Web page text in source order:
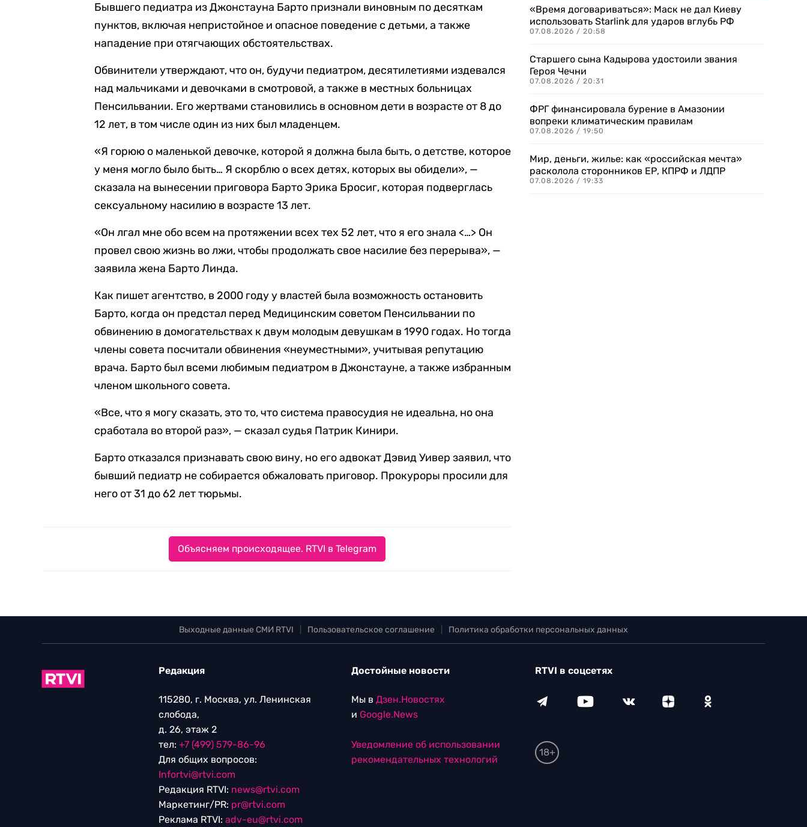
Бывшего педиатра из Джонстауна Барто признали виновным по десяткам
пунктов, включая непристойное и опасное поведение с детьми, а также
нападение при отягчающих обстоятельствах.
Обвинители утверждают, что он, будучи педиатром, десятилетиями издевался
над мальчиками и девочками в смотровой, а также в местных больницах
Пенсильвании. Его жертвами становились в основном дети в возрасте от 8 до
12 лет, в том числе один из них был младенцем.
«Я горюю о маленькой девочке, которой я должна была быть, о детстве, которое
у меня могло было быть… Я скорблю о всех детях, которых вы обидели», —
сказала на вынесении приговора Барто Эрика Бросиг, которая подверглась
сексуальному насилию в возрасте 13 лет.
«Он лгал мне обо всем на протяжении всех тех 52 лет, что я его знала <…> Он
провел свою жизнь во лжи, чтобы продолжать свое насилие без перерыва», —
заявила жена Барто Линда.
Как пишет агентство, в 2000 году у властей была возможность остановить
Барто, когда он предстал перед Медицинским советом Пенсильвании по
обвинению в домогательствах к двум молодым девушкам в 1990 годах. Но тогда
члены совета посчитали обвинения «неуместными», учитывая репутацию
врача. Барто был всеми любимым педиатром в Джонстауне, а также избранным
членом школьного совета.
«Все, что я могу сказать, это то, что система правосудия не идеальна, но она
сработала во второй раз», — сказал судья Патрик Кинири.
Барто отказался признавать свою вину, но его адвокат Дэвид Уивер заявил, что
бывший педиатр не собирается обжаловать приговор. Прокуроры просили для
него от 31 до 62 лет тюрьмы.
Объясняем происходящее. RTVI в Telegram
«Время договариваться»: Маск не дал Киеву
использовать Starlink для ударов вглубь РФ
07.08.2026 / 20:58
Старшего сына Кадырова удостоили звания
Героя Чечни
07.08.2026 / 20:31
ФРГ финансировала бурение в Амазонии
вопреки климатическим правилам
07.08.2026 / 19:50
Мир, деньги, жилье: как «российская мечта»
расколола сторонников ЕР, КПРФ и ЛДПР
07.08.2026 / 19:33
Выходные данные СМИ RTVI Пользовательское соглашение Политика обработки персональных данных
Редакция
115280, г. Москва, ул. Ленинская
слобода,
д. 26, этаж 2
тел: +7 (499) 579-86-96
Для общих вопросов:
Infortvi@rtvi.com
Редакция RTVI: news@rtvi.com
Маркетинг/PR: pr@rtvi.com
Реклама RTVI: adv-eu@rtvi.com
Достойные новости
Мы в Дзен.Новостях
и Google.News
Уведомление об использовании
рекомендательных технологий
RTVI в соцсетях
18+